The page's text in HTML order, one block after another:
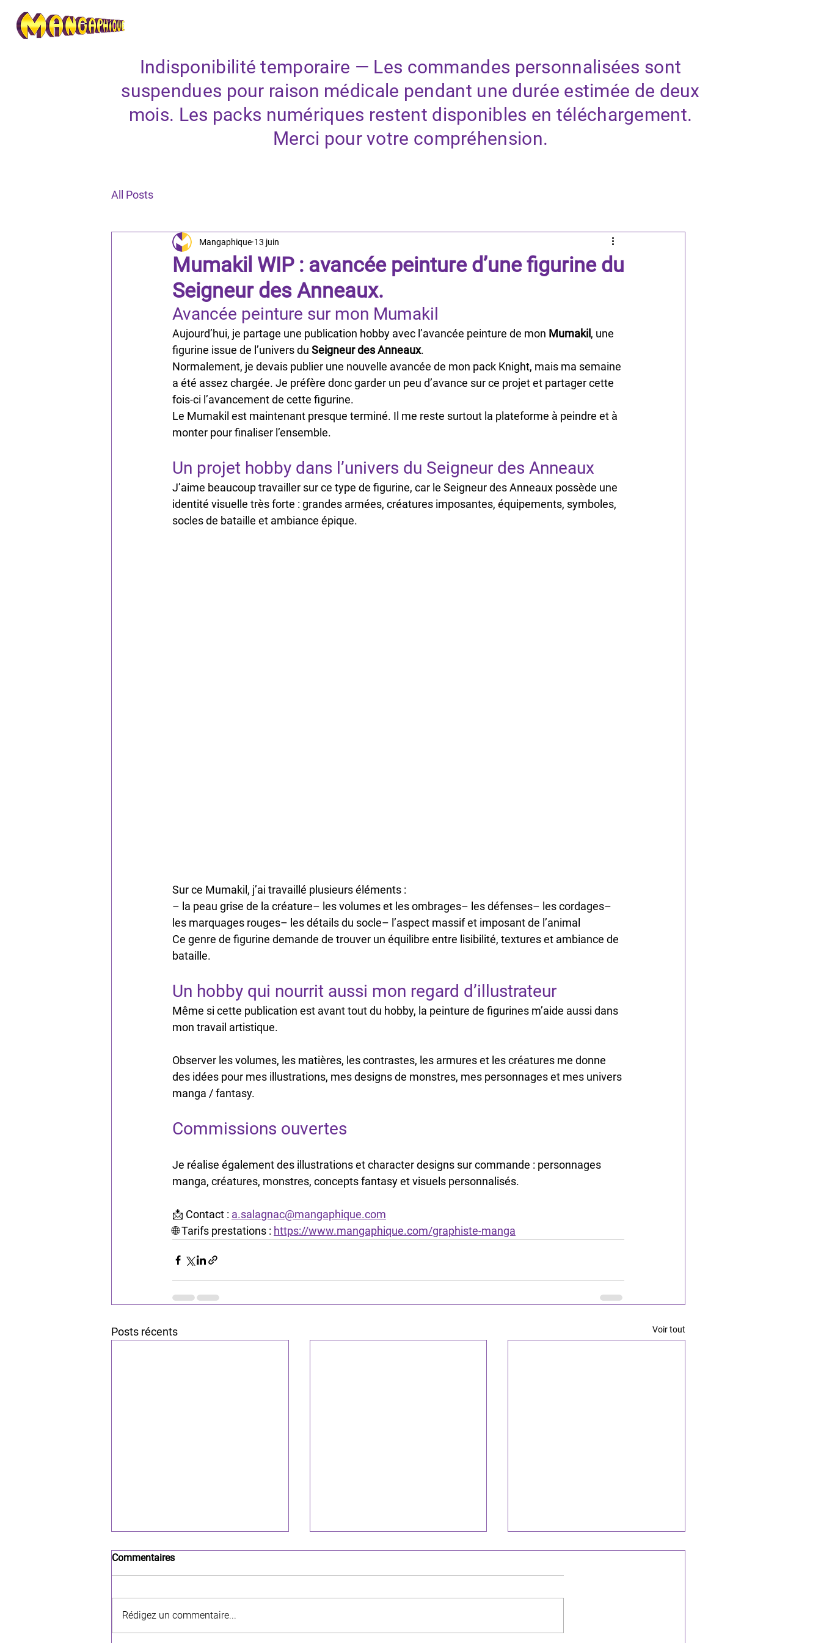
Indisponibilité temporaire — Les commandes personnalisées sont
suspendues pour raison médicale pendant une durée estimée de deux
mois. Les packs numériques restent disponibles en téléchargement.
Merci pour votre compréhension.
All Posts
Mumakil WIP : avancée peinture d’une figurine du
Seigneur des Anneaux.
Mangaphique 13 juin
Avancée peinture sur mon Mumakil
Aujourd’hui, je partage une publication hobby avec l’avancée peinture de mon Mumakil , une
figurine issue de l’univers du Seigneur des Anneaux.
Normalement, je devais publier une nouvelle avancée de mon pack Knight, mais ma semaine
a été assez chargée. Je préfère donc garder un peu d’avance sur ce projet et partager cette
fois-ci l’avancement de cette figurine.
Le Mumakil est maintenant presque terminé. Il me reste surtout la plateforme à peindre et à
monter pour finaliser l’ensemble.
Un projet hobby dans l’univers du Seigneur des Anneaux
J’aime beaucoup travailler sur ce type de figurine, car le Seigneur des Anneaux possède une
identité visuelle très forte : grandes armées, créatures imposantes, équipements, symboles,
socles de bataille et ambiance épique.
Sur ce Mumakil, j’ai travaillé plusieurs éléments :
– la peau grise de la créature– les volumes et les ombrages– les défenses– les cordages–
les marquages rouges– les détails du socle– l’aspect massif et imposant de l’animal
Ce genre de figurine demande de trouver un équilibre entre lisibilité, textures et ambiance de
bataille.
Un hobby qui nourrit aussi mon regard d’illustrateur
Même si cette publication est avant tout du hobby, la peinture de figurines m’aide aussi dans
mon travail artistique.
Observer les volumes, les matières, les contrastes, les armures et les créatures me donne
des idées pour mes illustrations, mes designs de monstres, mes personnages et mes univers
manga / fantasy.
Commissions ouvertes
Je réalise également des illustrations et character designs sur commande : personnages
manga, créatures, monstres, concepts fantasy et visuels personnalisés.
📩 Contact : a.salagnac@mangaphique.com
🌐 Tarifs prestations : https://www.mangaphique.com/graphiste-manga
Posts récents Voir tout
Commentaires
Rédigez un commentaire...